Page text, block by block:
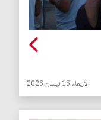
الأربعاء 15 نيسان 2026